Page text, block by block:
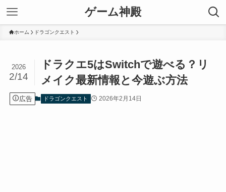
ゲーム神殿
ホーム ドラゴンクエスト
ドラクエ5はSwitchで遊べる？リ
メイク最新情報と今遊ぶ方法
2026
2/14
広告 ドラゴンクエスト 2026年2月14日